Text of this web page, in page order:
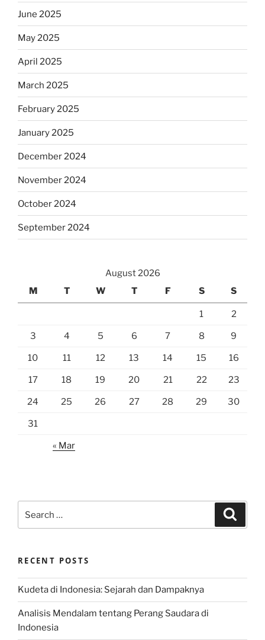
June 2025
May 2025
April 2025
March 2025
February 2025
January 2025
December 2024
November 2024
October 2024
September 2024
August 2026
M
T W T F S S
1 2
3 4 5 6 7 8 9
10 11 12 13 14 15 16
17 18 19 20 21 22 23
24 25 26 27 28 29 30
31
« Mar
for:
RECENT POSTS
Kudeta di Indonesia: Sejarah dan Dampaknya
Analisis Mendalam tentang Perang Saudara di
Indonesia